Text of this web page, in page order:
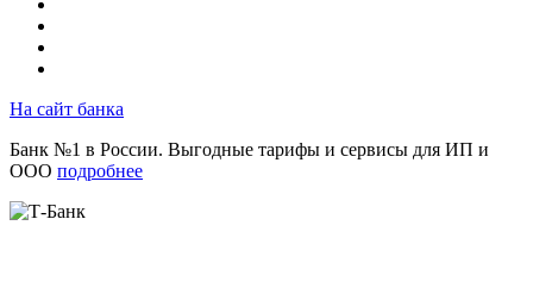
На сайт банка
Банк №1 в России. Выгодные тарифы и сервисы для ИП и
ООО подробнее